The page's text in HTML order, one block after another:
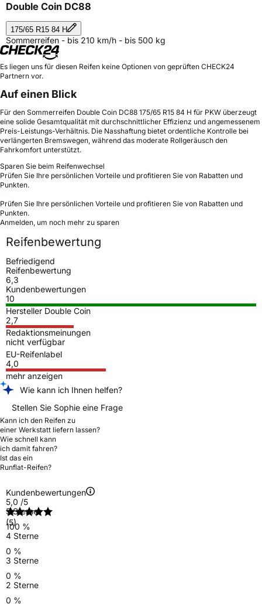
Double Coin DC88
175/65 R15 84 H
Sommerreifen - bis 210 km/h - bis 500 kg
Es liegen uns für diesen Reifen keine Optionen von geprüften CHECK24
Partnern vor.
Auf einen Blick
Für den Sommerreifen Double Coin DC88 175/65 R15 84 H für PKW überzeugt
eine solide Gesamtqualität mit durchschnittlicher Effizienz und angemessenem
Preis-Leistungs-Verhältnis. Die Nasshaftung bietet ordentliche Kontrolle bei
verlängerten Bremswegen, während das moderate Rollgeräusch den
Fahrkomfort unterstützt.
Sparen Sie beim Reifenwechsel
Prüfen Sie Ihre persönlichen Vorteile und profitieren Sie von Rabatten und
Punkten.
Prüfen Sie Ihre persönlichen Vorteile und profitieren Sie von Rabatten und
Punkten.
Anmelden, um noch mehr zu sparen
Reifenbewertung
Befriedigend
Reifenbewertung
6,3
Kundenbewertungen
10
Hersteller Double Coin
2,7
Redaktionsmeinungen
nicht verfügbar
EU-Reifenlabel
4,0
mehr anzeigen
Wie kann ich Ihnen helfen?
Stellen Sie Sophie eine Frage
Kann ich den Reifen zu
einer Werkstatt liefern lassen?
Wie schnell kann
ich damit fahren?
Ist das ein
Runflat-Reifen?
Kundenbewertungen
5,0 /5
(5)
5 Sterne
100 %
4 Sterne
0 %
3 Sterne
0 %
2 Sterne
0 %